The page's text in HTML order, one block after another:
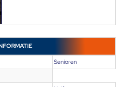
Senioren